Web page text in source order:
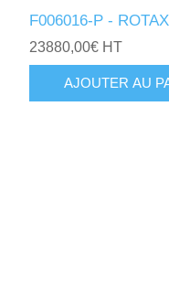
F006016-P -
23880,00€ HT
AJOUTER AU